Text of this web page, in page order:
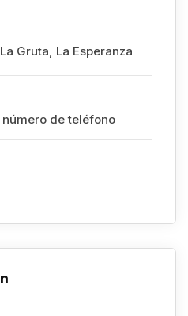
Gruta, La Esperanza
de teléfono